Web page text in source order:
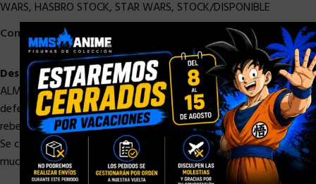
WARS, HASBRO STOCK, STAR WARS, STOCK/DISPONIBLE
Compartir:
Descripción
ALMIRANTE ACKBAR: Comandante veterano, Ackbar lideró la
defensa de su mundo natal, Mon Cala, y luego planeó el ataque
rebelde a la segunda Estrella de la Muerte en la Batalla de Endor.
Se convirtió en Gran Almirante en la Nueva República, ganando
muchas victorias.
×